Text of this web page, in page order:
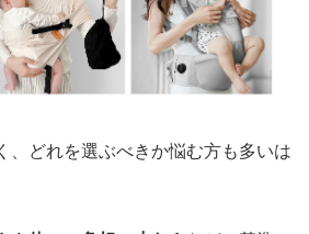
、どれを選ぶべきか悩む方も多いは